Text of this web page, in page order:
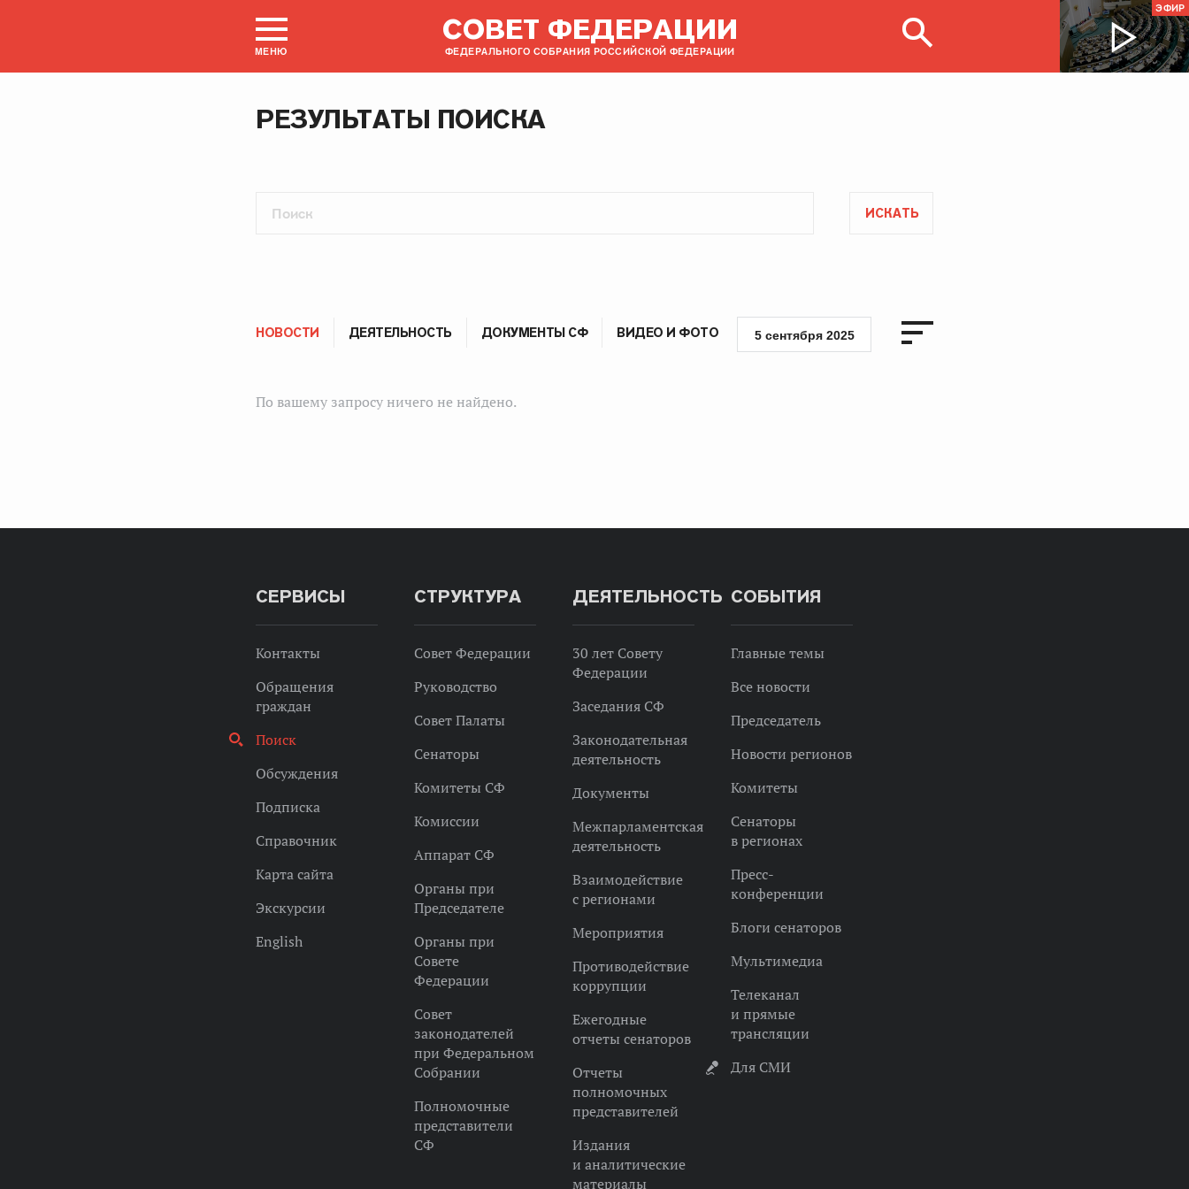
МЕНЮ
СОВЕТ ФЕДЕРАЦИИ
ФЕДЕРАЛЬНОГО СОБРАНИЯ РОССИЙСКОЙ ФЕДЕРАЦИИ
ЭФИР
РЕЗУЛЬТАТЫ ПОИСКА
ИСКАТЬ
НОВОСТИ ДЕЯТЕЛЬНОСТЬ ДОКУМЕНТЫ СФ ВИДЕО И ФОТО 5 сентября 2025
По вашему запросу ничего не найдено.
СЕРВИСЫ
Контакты
Обращения
граждан
Поиск
Обсуждения
Подписка
Справочник
Карта сайта
Экскурсии
English
СТРУКТУРА
Совет Федерации
Руководство
Совет Палаты
Сенаторы
Комитеты СФ
Комиссии
Аппарат СФ
Органы при
Председателе
Органы при
Совете
Федерации
Совет
законодателей
при Федеральном
Собрании
Полномочные
представители
СФ
ДЕЯТЕЛЬНОСТЬ
30 лет Совету
Федерации
Заседания СФ
Законодательная
деятельность
Документы
Межпарламентская
деятельность
Взаимодействие
с регионами
Мероприятия
Противодействие
коррупции
Ежегодные
отчеты сенаторов
Отчеты
полномочных
представителей
Издания
и аналитические
материалы
СОБЫТИЯ
Главные темы
Все новости
Председатель
Новости регионов
Комитеты
Сенаторы
в регионах
Пресс-
конференции
Блоги сенаторов
Мультимедиа
Телеканал
и прямые
трансляции
Для СМИ